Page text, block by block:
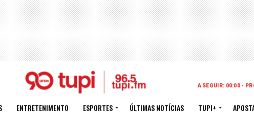
A SEGUIR: 00:00 -
ENTRETENIMENTO ESPORTES ÚLTIMAS NOTÍCIAS TUPI+